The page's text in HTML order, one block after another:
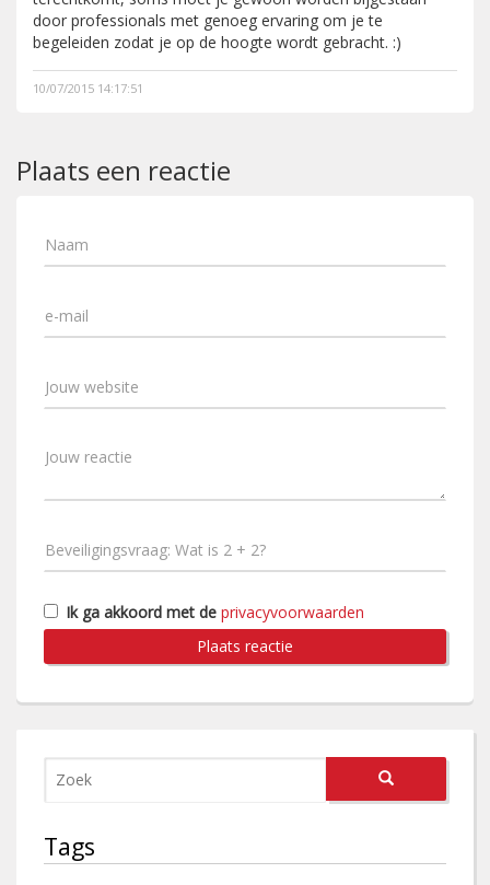
door professionals met genoeg ervaring om je te
begeleiden zodat je op de hoogte wordt gebracht. :)
10/07/2015 14:17:51
Plaats een reactie
Ik ga akkoord met de privacyvoorwaarden
Plaats reactie
Tags